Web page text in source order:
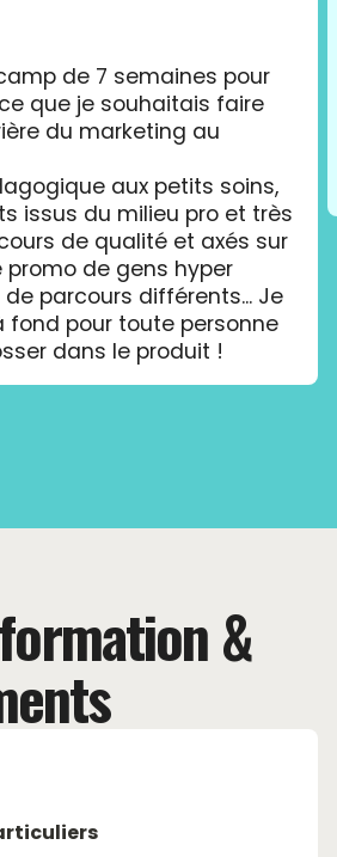
de 7 semaines pour
que je souhaitais faire
du marketing au
aux petits soins,
issus du milieu pro et très
de qualité et axés sur
promo de gens hyper
parcours différents... Je
fond pour toute personne
dans le produit !
&